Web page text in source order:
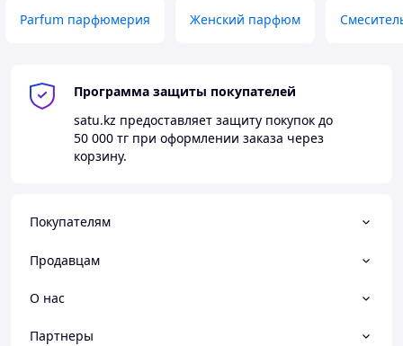
Parfum парфюмерия Женский парфюм
Программа защиты покупателей
satu.kz предоставляет защиту покупок до
50 000 тг при оформлении заказа через
корзину.
Покупателям
Продавцам
О нас
Партнеры